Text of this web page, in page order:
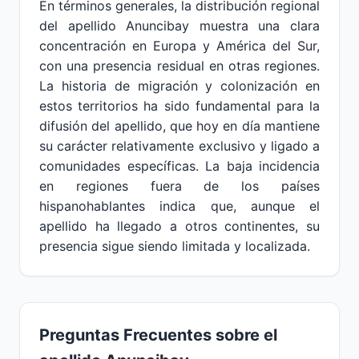
En términos generales, la distribución regional
del apellido Anuncibay muestra una clara
concentración en Europa y América del Sur,
con una presencia residual en otras regiones.
La historia de migración y colonización en
estos territorios ha sido fundamental para la
difusión del apellido, que hoy en día mantiene
su carácter relativamente exclusivo y ligado a
comunidades específicas. La baja incidencia
en regiones fuera de los países
hispanohablantes indica que, aunque el
apellido ha llegado a otros continentes, su
presencia sigue siendo limitada y localizada.
Preguntas Frecuentes sobre el